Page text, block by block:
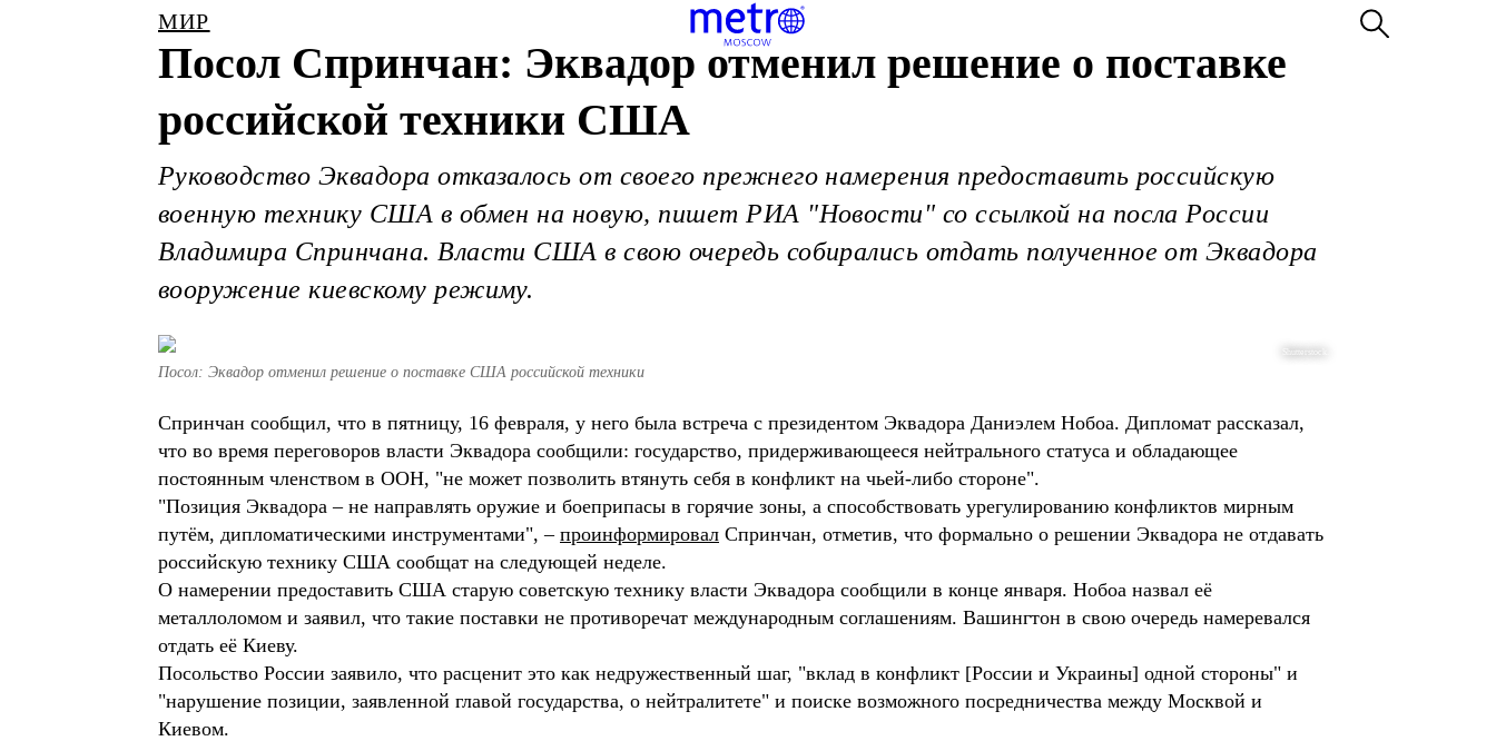
МИР
Посол Спринчан: Эквадор отменил решение о поставке
российской техники США
Руководство Эквадора отказалось от своего прежнего намерения предоставить российскую
военную технику США в обмен на новую, пишет РИА "Новости" со ссылкой на посла России
Владимира Спринчана. Власти США в свою очередь собирались отдать полученное от Эквадора
вооружение киевскому режиму.
Посол: Эквадор отменил решение о поставке США российской техники
Спринчан сообщил, что в пятницу, 16 февраля, у него была встреча с президентом Эквадора Даниэлем Нобоа. Дипломат рассказал,
что во время переговоров власти Эквадора сообщили: государство, придерживающееся нейтрального статуса и обладающее
постоянным членством в ООН, "не может позволить втянуть себя в конфликт на чьей-либо стороне".
"Позиция Эквадора – не направлять оружие и боеприпасы в горячие зоны, а способствовать урегулированию конфликтов мирным
путём, дипломатическими инструментами", – проинформировал Спринчан, отметив, что формально о решении Эквадора не отдавать
российскую технику США сообщат на следующей неделе.
О намерении предоставить США старую советскую технику власти Эквадора сообщили в конце января. Нобоа назвал её
металлоломом и заявил, что такие поставки не противоречат международным соглашениям. Вашингтон в свою очередь намеревался
отдать её Киеву.
Посольство России заявило, что расценит это как недружественный шаг, "вклад в конфликт [России и Украины] одной стороны" и
"нарушение позиции, заявленной главой государства, о нейтралитете" и поиске возможного посредничества между Москвой и
Киевом.